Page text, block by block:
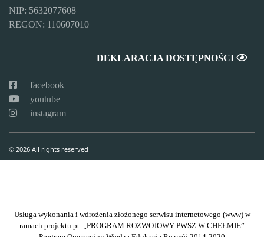
NIP: 5632077608
REGON: 110607010
DEKLARACJA DOSTĘPNOŚCI
facebook
youtube
instagram
© 2026 All rights reserved
Usługa wykonania i wdrożenia złożonego serwisu internetowego (www) w
ramach projektu pt. „PROGRAM ROZWOJOWY PWSZ W CHEŁMIE”